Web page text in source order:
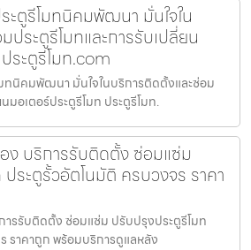
ะตูรีโมทนิคมพัฒนา มั่นใจใน
ประตูรีโมทและการรับเปลี่ยน
ระตูรีโมท.com
ทนิคมพัฒนา มั่นใจในบริการติดตั้งและซ่อม
มอเตอร์ประตูรีโมท ประตูรีโมท.
ง บริการรับติดตั้ง ซ่อมแซ่ม
ระตูรั้วอัตโนมัติ ครบวงจร ราคา
ารรับติดตั้ง ซ่อมแซ่ม ปรับปรุงประตูรีโมท
ราคาถูก พร้อมบริการดูแลหลัง